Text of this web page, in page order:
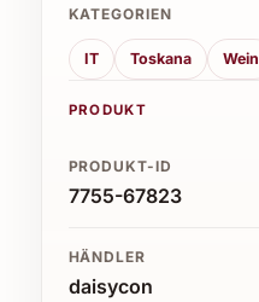
KATEGORIEN
IT Toskana Wein
PRODUKT
PRODUKT-ID
7755-67823
HÄNDLER
daisycon